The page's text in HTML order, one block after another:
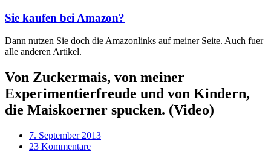
Sie kaufen bei Amazon?
Dann nutzen Sie doch die Amazonlinks auf meiner Seite. Auch fuer
alle anderen Artikel.
Von Zuckermais, von meiner
Experimentierfreude und von Kindern,
die Maiskoerner spucken. (Video)
7. September 2013
23 Kommentare